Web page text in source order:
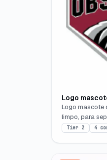
Logo
Logo mascote
limpo, para
Tier 2 4